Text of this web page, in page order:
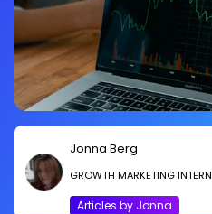
Jonna Berg
GROWTH MARKETING INTERN
Articles by Jonna